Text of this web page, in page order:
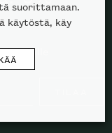
suorittamaan.
käytöstä, käy